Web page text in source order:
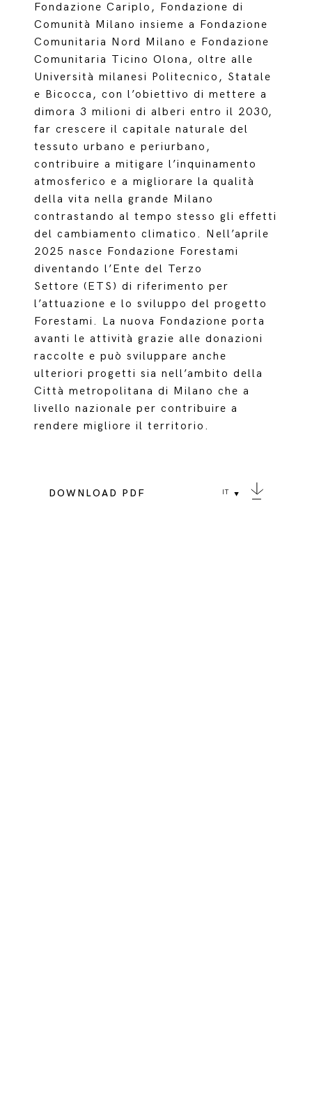
Fondazione Cariplo, Fondazione di
Comunità Milano insieme a Fondazione
Comunitaria Nord Milano e Fondazione
Comunitaria Ticino Olona, oltre alle
Università milanesi Politecnico, Statale
e Bicocca, con l’obiettivo di mettere a
dimora 3 milioni di alberi entro il 2030,
far crescere il capitale naturale del
tessuto urbano e periurbano,
contribuire a mitigare l’inquinamento
atmosferico e a migliorare la qualità
della vita nella grande Milano
contrastando al tempo stesso gli effetti
del cambiamento climatico. Nell’aprile
2025 nasce Fondazione Forestami
diventando l’Ente del Terzo
Settore (ETS) di riferimento per
l’attuazione e lo sviluppo del progetto
Forestami. La nuova Fondazione porta
avanti le attività grazie alle donazioni
raccolte e può sviluppare anche
ulteriori progetti sia nell’ambito della
Città metropolitana di Milano che a
livello nazionale per contribuire a
rendere migliore il territorio.
DOWNLOAD PDF IT